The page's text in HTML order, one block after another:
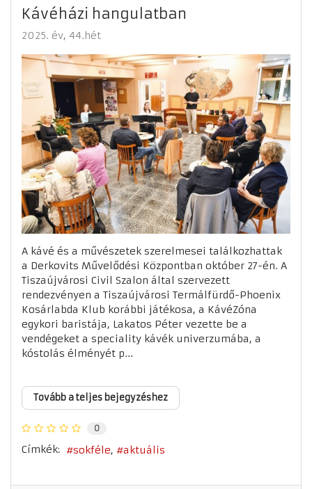
Kávéházi hangulatban
2025. év 44.hét
A kávé és a művészetek szerelmesei találkozhattak
a Derkovits Művelődési Központban október 27-én. A
Tiszaújvárosi Civil Szalon által szervezett
rendezvényen a Tiszaújvárosi Termálfürdő-Phoenix
Kosárlabda Klub korábbi játékosa, a KávéZóna
egykori baristája, Lakatos Péter vezette be a
vendégeket a speciality kávék univerzumába, a
kóstolás élményét p...
Tovább a teljes bejegyzéshez
0
Címkék: sokféle aktuális